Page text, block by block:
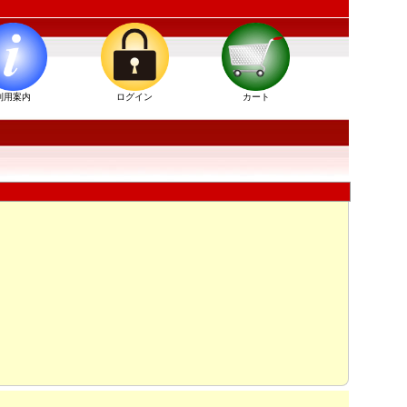
用案内 ログイン カート